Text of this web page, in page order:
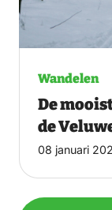
Wandelen
De
de
08 januari